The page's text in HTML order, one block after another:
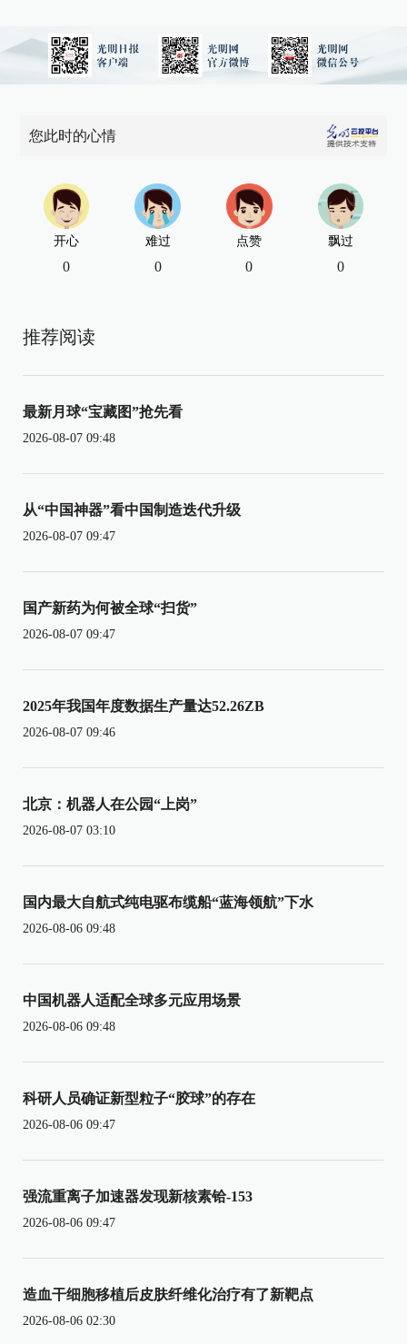
您此时的心情
开心
0
难过
0
点赞
0
飘过
0
推荐阅读
最新月球“宝藏图”抢先看
2026-08-07 09:48
从“中国神器”看中国制造迭代升级
2026-08-07 09:47
国产新药为何被全球“扫货”
2026-08-07 09:47
2025年我国年度数据生产量达52.26ZB
2026-08-07 09:46
北京：机器人在公园“上岗”
2026-08-07 03:10
国内最大自航式纯电驱布缆船“蓝海领航”下水
2026-08-06 09:48
中国机器人适配全球多元应用场景
2026-08-06 09:48
科研人员确证新型粒子“胶球”的存在
2026-08-06 09:47
强流重离子加速器发现新核素铪-153
2026-08-06 09:47
造血干细胞移植后皮肤纤维化治疗有了新靶点
2026-08-06 02:30